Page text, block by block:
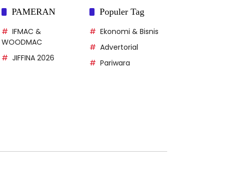
PAMERAN
IFMAC &
WOODMAC
JIFFINA 2026
Populer Tag
Ekonomi & Bisnis
Advertorial
Pariwara